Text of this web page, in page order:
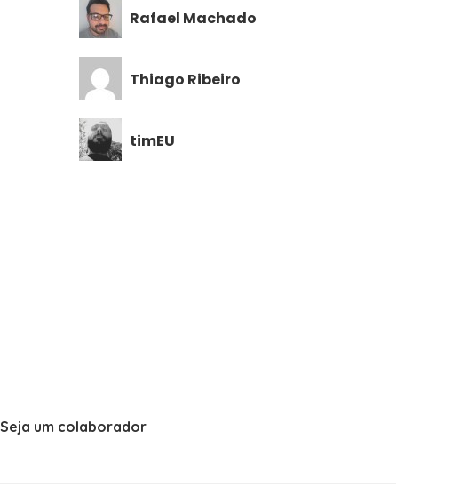
Rafael Machado
Thiago Ribeiro
timEU
Seja um colaborador